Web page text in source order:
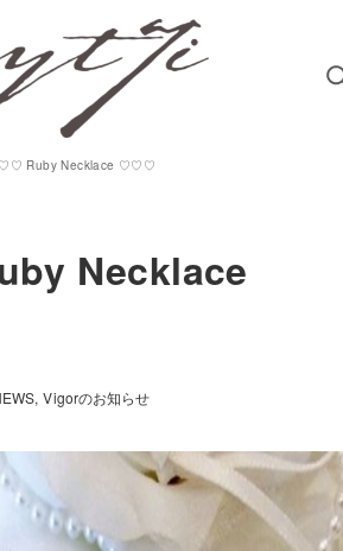
Ruby Necklace ♡♡♡
Necklace
Vigorのお知らせ